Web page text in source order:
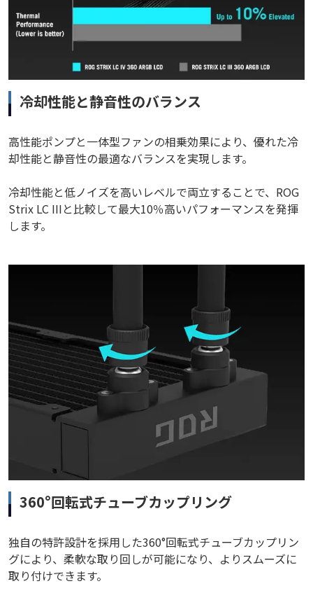
冷却性能と静音性のバランス
高性能ポンプと一体型ファンの相乗効果により、優れた冷
却性能と静音性の最適なバランスを実現します。
冷却性能と低ノイズを高いレベルで両立することで、ROG
Strix LC IIIと比較して最大10％高いパフォーマンスを発揮
します。
360°回転式チューブカップリング
独自の特許設計を採用した360°回転式チューブカップリン
グにより、柔軟な取り回しが可能になり、よりスムーズに
取り付けできます。